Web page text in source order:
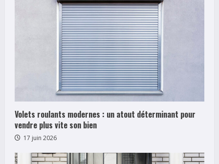
n
g
Volets roulants modernes : un atout déterminant pour
vendre plus vite son bien
17 juin 2026